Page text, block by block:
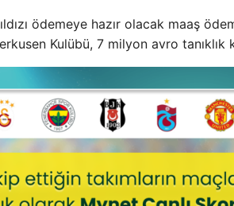
ödemeye hazır olacak maaş
Kulübü, 7 milyon avro